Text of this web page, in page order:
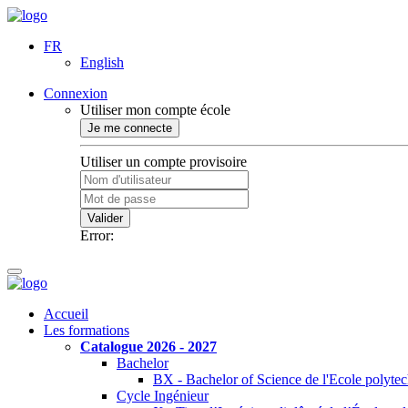
FR
English
Connexion
Utiliser mon compte école
Je me connecte
Utiliser un compte provisoire
Valider
Error:
Accueil
Les formations
Catalogue 2026 - 2027
Bachelor
BX - Bachelor of Science de l'Ecole
Cycle Ingénieur